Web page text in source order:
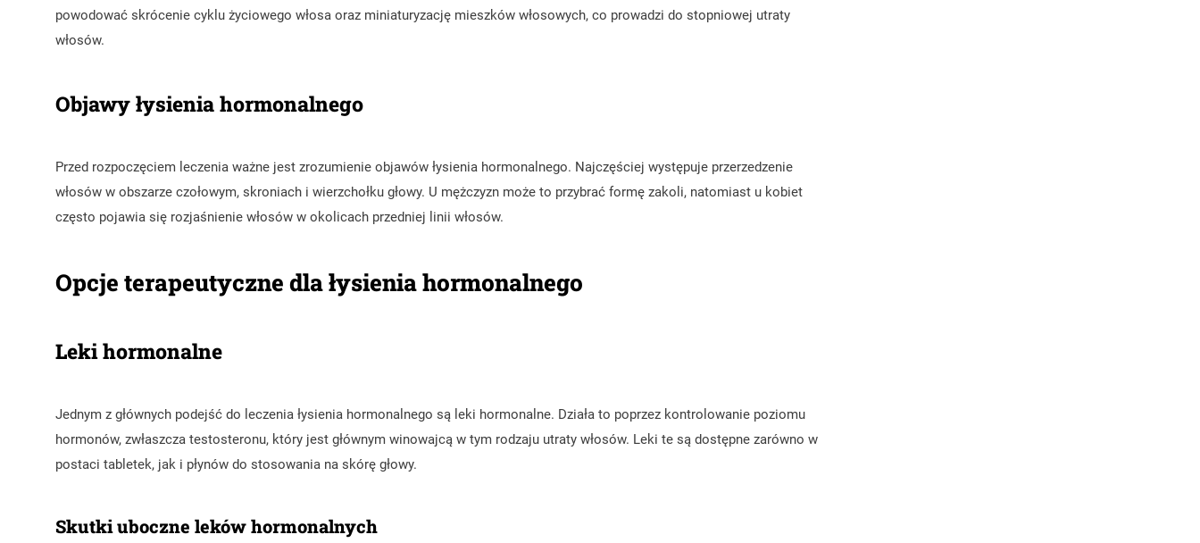
powodować skrócenie cyklu życiowego włosa oraz miniaturyzację mieszków włosowych, co prowadzi do stopniowej utraty
włosów.
Objawy łysienia hormonalnego
Przed rozpoczęciem leczenia ważne jest zrozumienie objawów łysienia hormonalnego. Najczęściej występuje przerzedzenie
włosów w obszarze czołowym, skroniach i wierzchołku głowy. U mężczyzn może to przybrać formę zakoli, natomiast u kobiet
często pojawia się rozjaśnienie włosów w okolicach przedniej linii włosów.
Opcje terapeutyczne dla łysienia hormonalnego
Leki hormonalne
Jednym z głównych podejść do leczenia łysienia hormonalnego są leki hormonalne. Działa to poprzez kontrolowanie poziomu
hormonów, zwłaszcza testosteronu, który jest głównym winowajcą w tym rodzaju utraty włosów. Leki te są dostępne zarówno w
postaci tabletek, jak i płynów do stosowania na skórę głowy.
Skutki uboczne leków hormonalnych